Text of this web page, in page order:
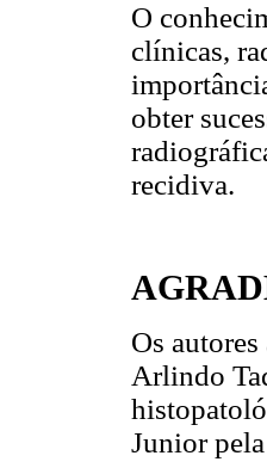
O
clínicas,
obter
recidiva.
Os
Arlindo
Junior